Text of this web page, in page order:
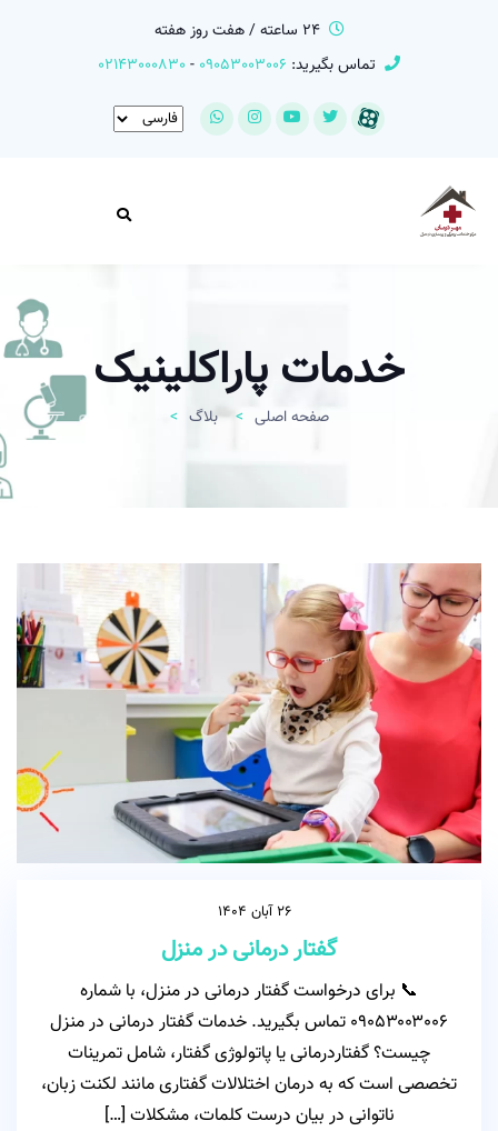
24 ساعته / هفت روز هفته
تماس بگیرید: 09053003006
-
02143000830
خدمات پاراکلینیک
صفحه اصلی > بلاگ >
26 آبان 1404
گفتار درمانی در منزل
📞 برای درخواست گفتار درمانی در منزل، با شماره
۰۹۰۵۳۰۰۳۰۰۶ تماس بگیرید. خدمات گفتار درمانی در منزل
چیست؟ گفتاردرمانی یا پاتولوژی گفتار، شامل تمرینات
تخصصی است که به درمان اختلالات گفتاری مانند لکنت زبان،
ناتوانی در بیان درست کلمات، مشکلات […]